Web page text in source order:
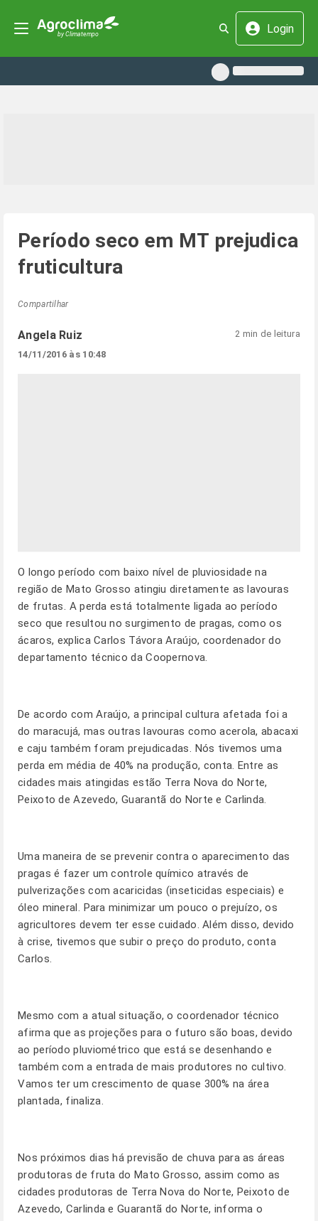
Login
Período seco em MT prejudica
fruticultura
Compartilhar
Angela Ruiz
14/11/2016 às 10:48
2 min de leitura
O longo período com baixo nível de pluviosidade na
região de Mato Grosso atingiu diretamente as lavouras
de frutas. A perda está totalmente ligada ao período
seco que resultou no surgimento de pragas, como os
ácaros, explica Carlos Távora Araújo, coordenador do
departamento técnico da Coopernova.
De acordo com Araújo, a principal cultura afetada foi a
do maracujá, mas outras lavouras como acerola, abacaxi
e caju também foram prejudicadas. Nós tivemos uma
perda em média de 40% na produção, conta. Entre as
cidades mais atingidas estão Terra Nova do Norte,
Peixoto de Azevedo, Guarantã do Norte e Carlinda.
Uma maneira de se prevenir contra o aparecimento das
pragas é fazer um controle químico através de
pulverizações com acaricidas (inseticidas especiais) e
óleo mineral. Para minimizar um pouco o prejuízo, os
agricultores devem ter esse cuidado. Além disso, devido
à crise, tivemos que subir o preço do produto, conta
Carlos.
Mesmo com a atual situação, o coordenador técnico
afirma que as projeções para o futuro são boas, devido
ao período pluviométrico que está se desenhando e
também com a entrada de mais produtores no cultivo.
Vamos ter um crescimento de quase 300% na área
plantada, finaliza.
Nos próximos dias há previsão de chuva para as áreas
produtoras de fruta do Mato Grosso, assim como as
cidades produtoras de Terra Nova do Norte, Peixoto de
Azevedo, Carlinda e Guarantã do Norte, informa o